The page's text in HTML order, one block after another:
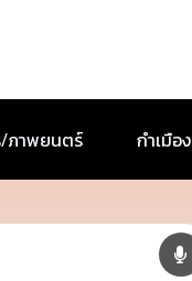
/ภาพยนตร์ กำเมือง